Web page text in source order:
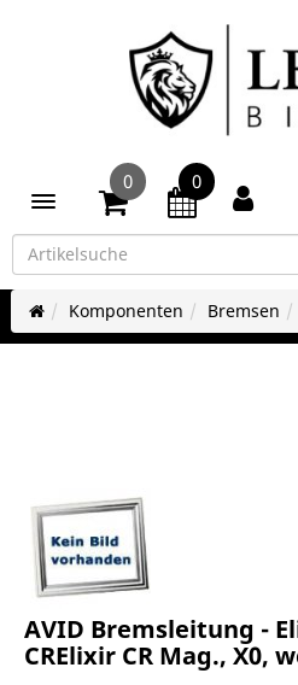
Toggle navigation
0 0
Komponenten Bremsen
AVID Bremsleitung -
CRElixir CR Mag., X0,